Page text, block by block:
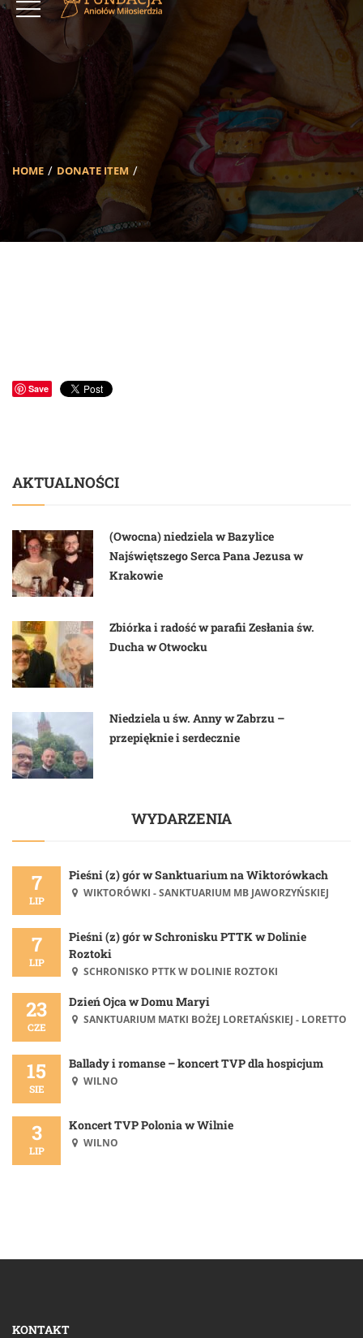
HOME DONATE ITEM
Save
AKTUALNOŚCI
(Owocna) niedziela w Bazylice
Najświętszego Serca Pana Jezusa w
Krakowie
Zbiórka i radość w parafii Zesłania św.
Ducha w Otwocku
Niedziela u św. Anny w Zabrzu –
przepięknie i serdecznie
WYDARZENIA
7
LIP
Pieśni (z) gór w Sanktuarium na Wiktorówkach
WIKTORÓWKI - SANKTUARIUM MB JAWORZYŃSKIEJ
7
LIP
Pieśni (z) gór w Schronisku PTTK w Dolinie
Roztoki
SCHRONISKO PTTK W DOLINIE ROZTOKI
23
CZE
Dzień Ojca w Domu Maryi
SANKTUARIUM MATKI BOŻEJ LORETAŃSKIEJ - LORETTO
15
SIE
Ballady i romanse – koncert TVP dla hospicjum
WILNO
3
LIP
Koncert TVP Polonia w Wilnie
WILNO
KONTAKT